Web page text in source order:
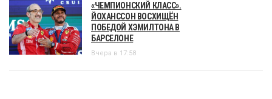
«ЧЕМПИОНСКИЙ КЛАСС».
ЙОХАНССОН ВОСХИЩЁН
ПОБЕДОЙ ХЭМИЛТОНА В
БАРСЕЛОНЕ
Вчера в 17:58